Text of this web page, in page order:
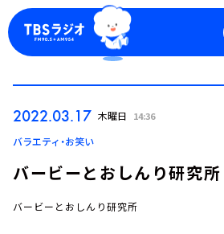
ログイン
2022.03.17 木曜日 14:36
バラエティ・お笑い
バービーとおしんり研究所
バービーとおしんり研究所